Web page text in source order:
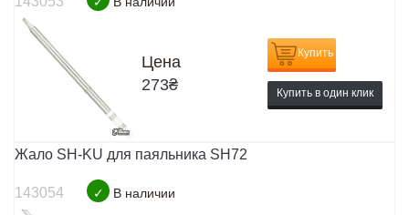
Цена
273₴
Купить
Купить в один клик
Жало SH-KU для паяльника SH72
143054 ✓ В наличии